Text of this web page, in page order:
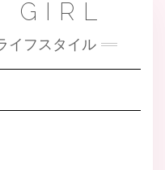
GIRL
ライフスタイル